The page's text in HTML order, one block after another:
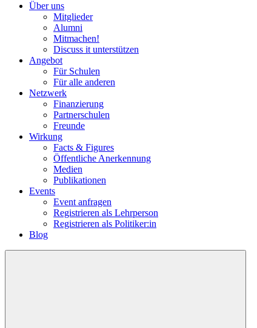
Über uns
Mitglieder
Alumni
Mitmachen!
Discuss it unterstützen
Angebot
Für Schulen
Für alle anderen
Netzwerk
Finanzierung
Partnerschulen
Freunde
Wirkung
Facts & Figures
Öffentliche Anerkennung
Medien
Publikationen
Events
Event anfragen
Registrieren als Lehrperson
Registrieren als Politiker:in
Blog